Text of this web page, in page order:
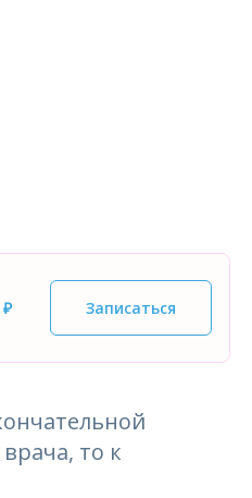
₽ Записаться
то к